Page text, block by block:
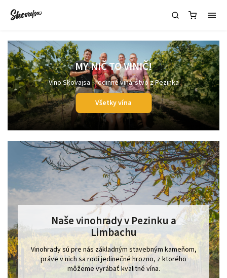
MY NIČ TO VINIČ!
Víno Skovajsa - rodinné vinárstvo z Pezinka
Všetky vína
Naše vinohrady v Pezinku a
Limbachu
Vinohrady sú pre nás základným stavebným kameňom,
práve v nich sa rodí jedinečné hrozno, z ktorého
môžeme vyrábať kvalitné vína.